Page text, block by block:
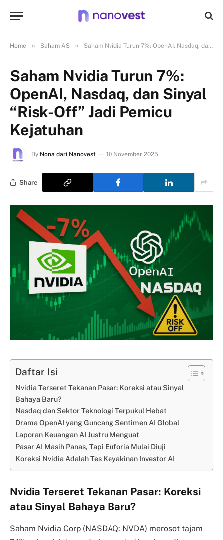
Home » Saham AS » Saham Nvidia Turun 7%: OpenAI, Nasdaq, dan Sinyal “Risk-Off” Jadi Pemicu Kejatuhan
Saham Nvidia Turun 7%:
OpenAI, Nasdaq, dan Sinyal
“Risk-Off” Jadi Pemicu
Kejatuhan
By Nona dari Nanovest 10 November 2025
Share
Daftar Isi
Nvidia Terseret Tekanan Pasar: Koreksi atau Sinyal
Bahaya Baru?
Nasdaq dan Sektor Teknologi Terpukul Hebat
Drama OpenAI yang Guncang Sentimen AI Global
Laporan Keuangan AI Justru Menguat
Pasar AI Masih Panas, Tapi Euforia Mulai Diuji
Koreksi Nvidia Adalah Tes Keyakinan Investor AI
Nvidia Terseret Tekanan Pasar: Koreksi
atau Sinyal Bahaya Baru?
Saham Nvidia Corp (NASDAQ: NVDA) merosot tajam